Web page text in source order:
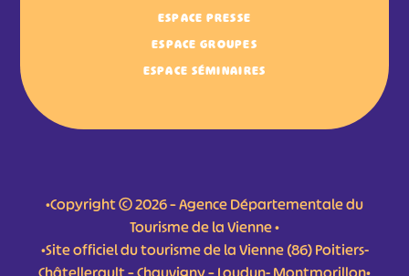
ESPACE PRESSE
ESPACE GROUPES
ESPACE SÉMINAIRES
•Copyright © 2026 – Agence Départementale du
Tourisme de la Vienne •
•Site officiel du tourisme de la Vienne (86) Poitiers-